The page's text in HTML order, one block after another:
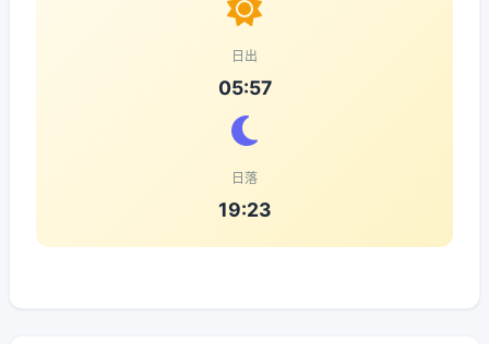
日出
05:57
日落
19:23